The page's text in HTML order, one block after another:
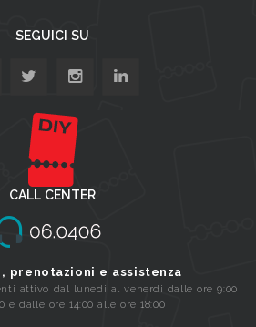
SEGUICI SU
CALL CENTER
prenotazioni e assistenza
attivo dal lunedi al venerdi dalle ore 9:00
e dalle ore 14:00 alle ore 18:00